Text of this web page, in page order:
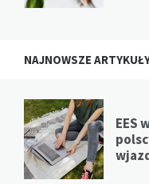
NAJNOWSZE
EES